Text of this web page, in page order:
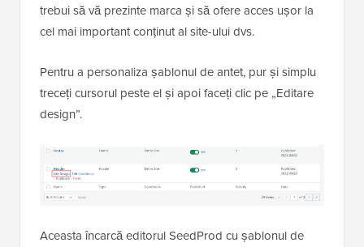
trebui să vă prezinte marca și să ofere acces ușor la
cel mai important conținut al site-ului dvs.
Pentru a personaliza șablonul de antet, pur și simplu
treceți cursorul peste el și apoi faceți clic pe „Editare
design”.
Aceasta încarcă editorul SeedProd cu șablonul de